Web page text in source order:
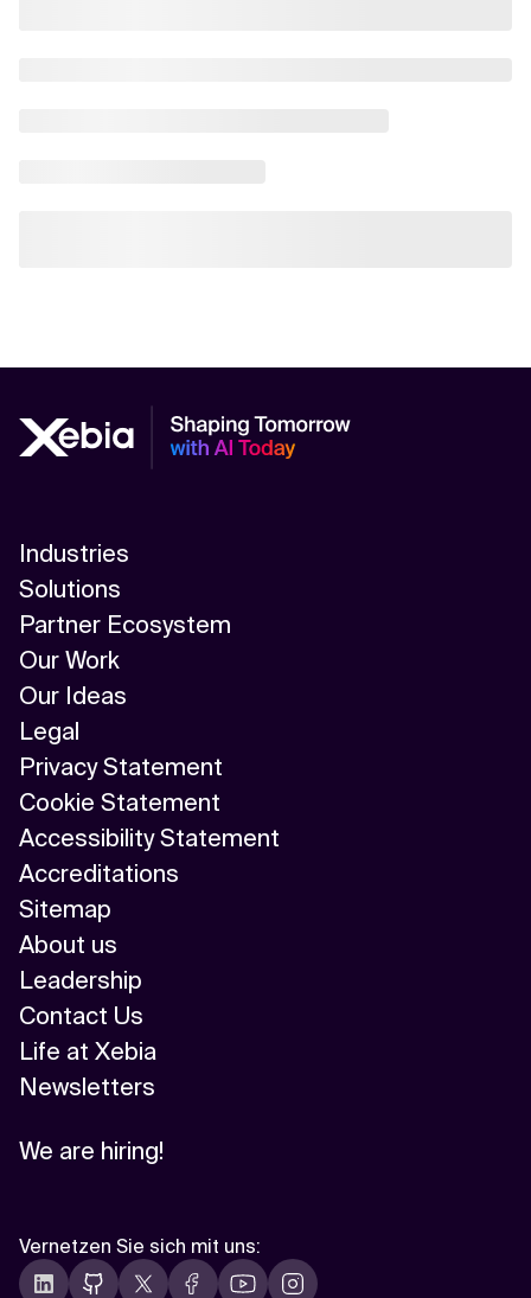
Industries
Solutions
Partner Ecosystem
Our Work
Our Ideas
Legal
Privacy Statement
Cookie Statement
Accessibility Statement
Accreditations
Sitemap
About us
Leadership
Contact Us
Life at Xebia
Newsletters
We are hiring!
Vernetzen Sie sich mit uns: